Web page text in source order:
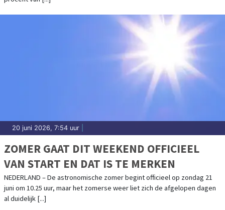
20 juni 2026, 7:54 uur
ZOMER GAAT DIT WEEKEND OFFICIEEL
VAN START EN DAT IS TE MERKEN
NEDERLAND – De astronomische zomer begint officieel op zondag 21
juni om 10.25 uur, maar het zomerse weer liet zich de afgelopen dagen
al duidelijk [...]